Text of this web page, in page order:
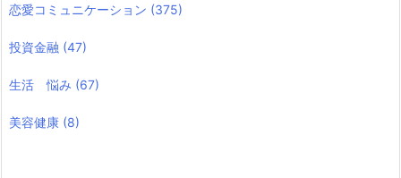
恋愛コミュニケーション (375)
投資金融 (47)
生活 悩み (67)
美容健康 (8)